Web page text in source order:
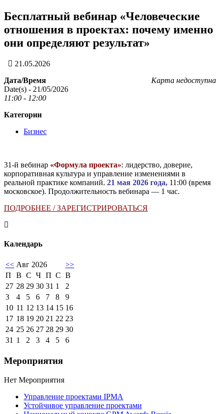
Бесплатный вебинар «Человеческие
отношения в проектах: почему именно
они определяют результат»
21.05.2026
Карта недоступна
Дата/Время
Date(s) - 21/05/2026
11:00 - 12:00
Категории
Бизнес
31-й вебинар «Формула проекта»: лидерство, доверие,
корпоративная культура и управление изменениями в
реальной практике компаний. 21 мая 2026 года, 11:00 (время
московское). Продолжительность вебинара — 1 час.
ПОДРОБНЕЕ / ЗАРЕГИСТРИРОВАТЬСЯ
Календарь
<< Авг 2026
>>
П
В С Ч П С В
27 28 29 30 31 1
2
3
4 5 6 7 8
9
10 11 12 13 14 15 16
17 18 19 20 21 22 23
24 25 26 27 28 29 30
31 1 2 3 4 5 6
Мероприятия
Нет Мероприятия
Управление проектами IPMA
Устойчивое управление проектами